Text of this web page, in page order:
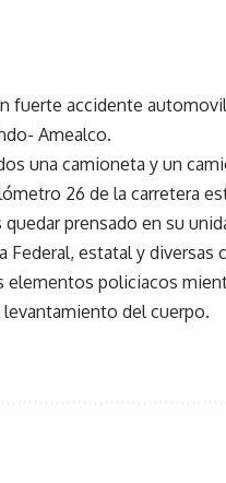
fuerte accidente
Amealco.
una camioneta y un
26 de la carretera
prensado en su
Federal, estatal y diversas
policiacos
levantamiento del cuerpo.